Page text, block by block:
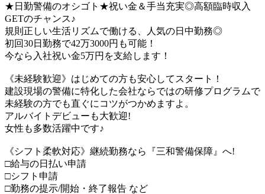
★日勤警備のオシゴト★祝い金＆手当充実◎高額臨時収入
GETのチャンス♪
規則正しい生活リズムで働ける、人気の日中勤務◎
初回30日勤務で42万3000円も可能！
今なら入社祝い金5万円を支給します！
《未経験歓迎》はじめての方も安心してスタート！
建設現場の警備に特化した会社ならではの研修プログラムで
未経験の方でも直ぐにコツがつかめますよ。
アルバイトデビューも大歓迎!
女性も多数活躍中です♪
《シフト柔軟対応》継続勤務なら『三和警備保障』へ!
□給与の日払い申請
□シフト申請
□勤務の提示/開始・終了報告 など